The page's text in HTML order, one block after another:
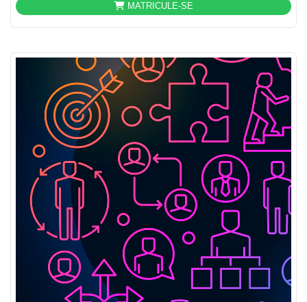
MATRICULE-SE